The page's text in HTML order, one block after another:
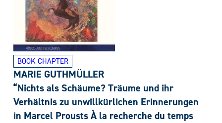
BOOK CHAPTER
MARIE GUTHMÜLLER
“Nichts als Schäume? Träume und ihr
Verhältnis zu unwillkürlichen Erinnerungen
in Marcel Prousts À la recherche du temps